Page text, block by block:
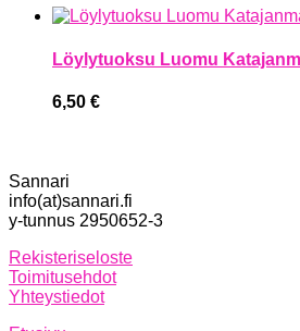
Löylytuoksu Luomu
6,50 €
Sannari
info(at)sannari.fi
y-tunnus 2950652-3
Rekisteriseloste
Toimitusehdot
Yhteystiedot